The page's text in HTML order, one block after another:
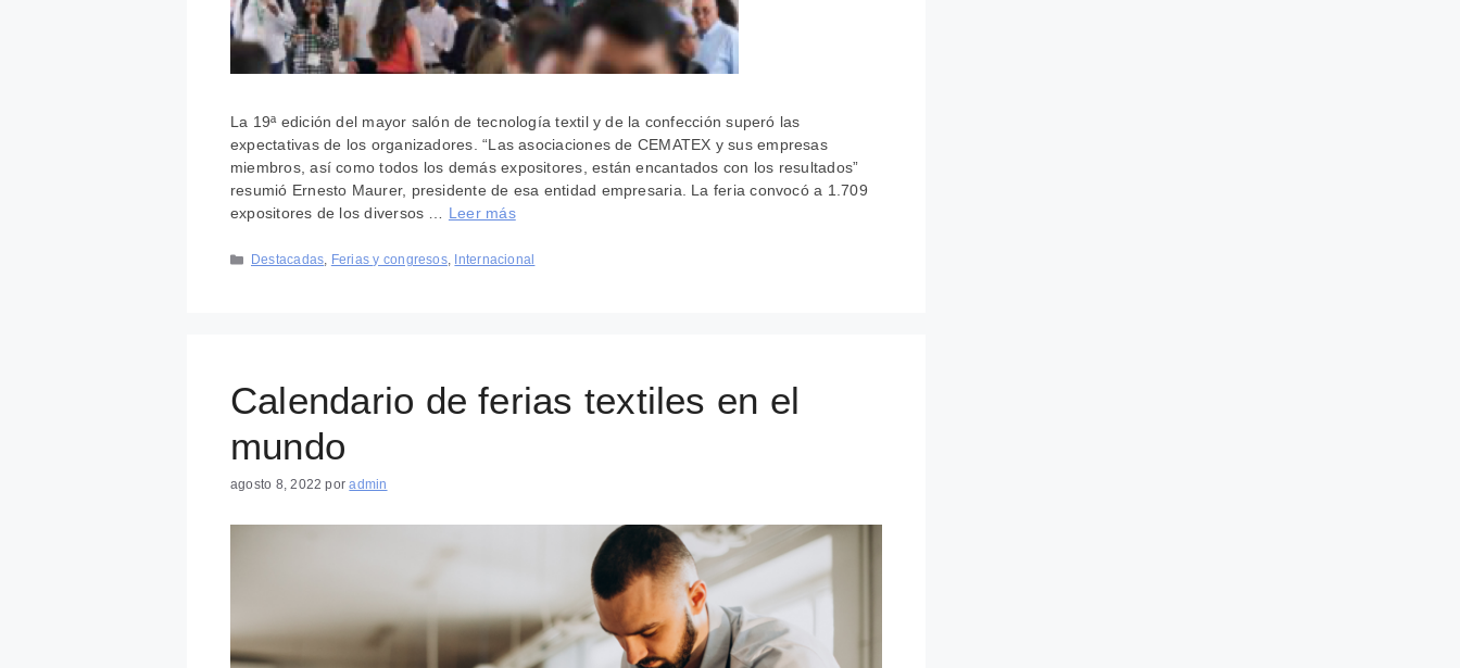
La 19ª edición del mayor salón de tecnología textil y de la confección superó las
expectativas de los organizadores. “Las asociaciones de CEMATEX y sus empresas
miembros, así como todos los demás expositores, están encantados con los resultados”
resumió Ernesto Maurer, presidente de esa entidad empresaria. La feria convocó a 1.709
expositores de los diversos … Leer más
Categorías
Destacadas, Ferias y congresos, Internacional
Calendario de ferias textiles en el
mundo
agosto 8, 2022 poradmin